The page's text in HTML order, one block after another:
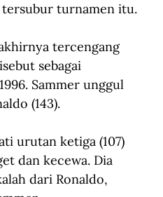
turnamen itu.
tercengang
sebagai
Sammer unggul
(143).
urutan ketiga (107)
dan kecewa. Dia
dari Ronaldo,